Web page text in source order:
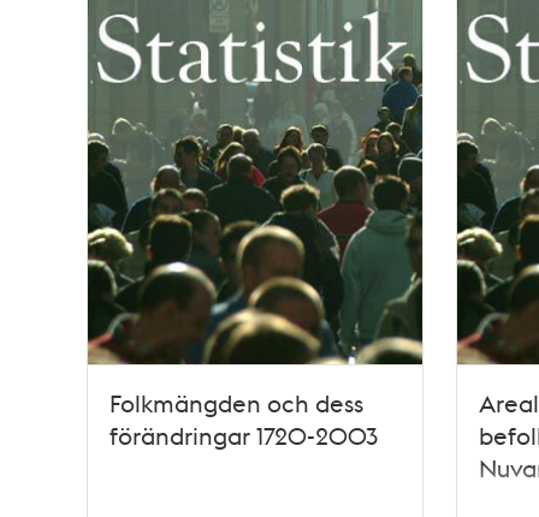
Folkmängden och dess
förändringar 1720-2003